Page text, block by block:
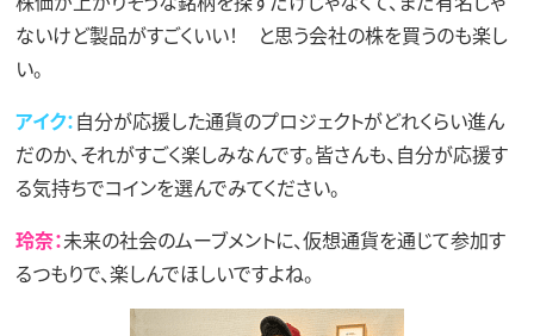
ないけど製品がすごくいい！ と思う会社の株を買うのも楽し
い。
アイク：自分が応援した通貨のプロジェクトがどれくらい進ん
だのか、それがすごく楽しみなんです。皆さんも、自分が応援す
る気持ちでコインを選んでみてください。
玲奈：未来の社会のムーブメントに、仮想通貨を通じて参加す
るつもりで、楽しんでほしいですよね。